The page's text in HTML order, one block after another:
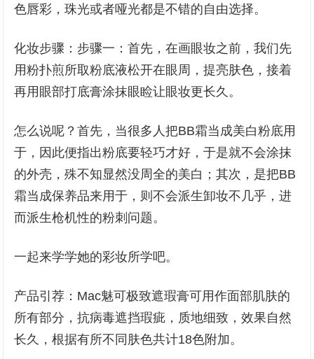
色唇彩，珠光或者哑光都是不错的自由选择。
化妆步骤：步骤一：首先，在画眼妆之前，我们先
用粉扑煎所取粉底液松开在眼周，提亮肤色，接着
再用眼部打底膏涂抹眼睑让眼妆更长久。
怎么说呢？首先，当很多人把BB霜当成美白粉底用
于，因此便指出粉底要轻巧才好，于是就不会涂抹
的外壳，殊不知显然没周全的美白；其次，是把BB
霜当成保养品来用于，则不会派生卸妆不几乎，进
而派生枪机性的粉刺问题。
一起来学学她的彩妆所学吧。
产品引荐：Mac魅可极致遮瑕膏可用作面部肌肤的
所有部分，抗病毒遮挡瑕疵，质地细致，效果自然
长久，根据有所不同肤色共计18色附加。